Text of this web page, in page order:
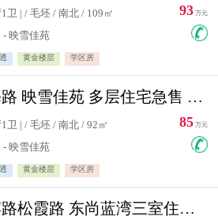
卫 | / 毛坯 / 南北 / 109㎡
- 映雪佳苑
黄金楼层 学区房
93 万元
福海路 映雪佳苑 多层住宅急售 可公积金贷款
卫 | / 毛坯 / 南北 / 92㎡
- 映雪佳苑
黄金楼层 学区房
85 万元
河滨路松霞路 东尚蓝湾三室住宅急售